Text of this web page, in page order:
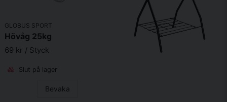
GLOBUS SPORT
Hövåg 25kg
69 kr / Styck
Slut på lager
Bevaka